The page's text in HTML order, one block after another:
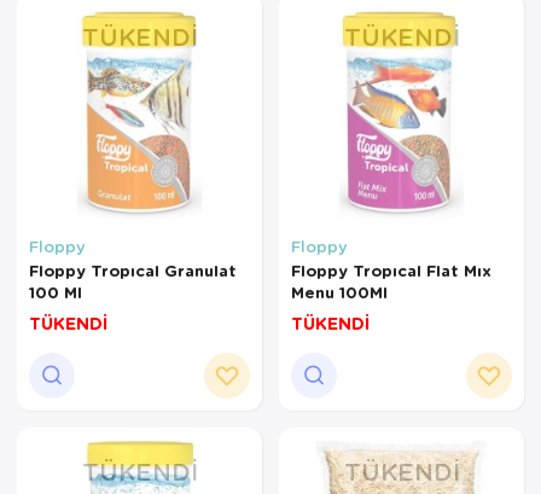
TÜKENDI
Floppy
Floppy Tropıcal Granulat
100 Ml
TÜKENDİ
TÜKENDI
Floppy
Floppy Tropıcal Flat Mıx
Menu 100Ml
TÜKENDİ
TÜKENDI TÜKENDI